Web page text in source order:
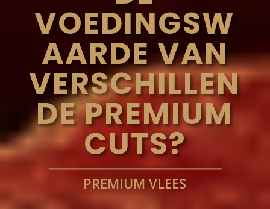
VOEDINGSW
AARDE VAN
VERSCHILLEN
DE PREMIUM
CUTS?
PREMIUM VLEES